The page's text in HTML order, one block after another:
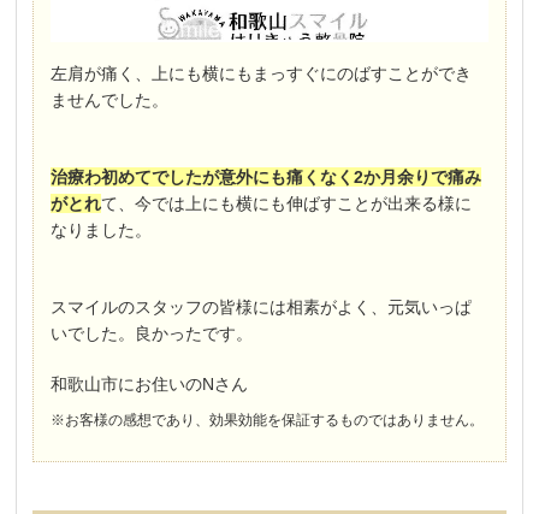
左肩が痛く、上にも横にもまっすぐにのばすことができ
ませんでした。
治療わ初めてでしたが意外にも痛くなく2か月余りで痛み
がとれて、今では上にも横にも伸ばすことが出来る様に
なりました。
スマイルのスタッフの皆様には相素がよく、元気いっぱ
いでした。良かったです。
和歌山市にお住いのNさん
※お客様の感想であり、効果効能を保証するものではありません。